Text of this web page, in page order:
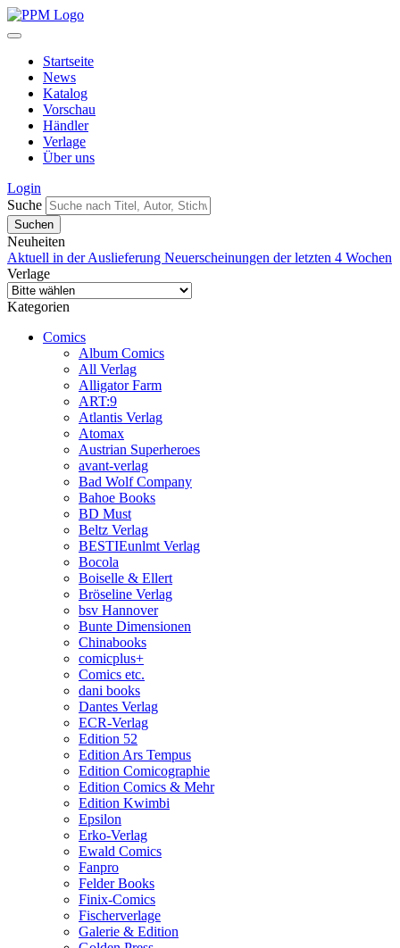
Startseite
News
Katalog
Vorschau
Händler
Verlage
Über uns
Login
Suche
Neuheiten
Aktuell in der Auslieferung Neuerscheinungen der letzten 4 Wochen
Verlage
Kategorien
Comics
Album Comics
All Verlag
Alligator Farm
ART:9
Atlantis Verlag
Atomax
Austrian Superheroes
avant-verlag
Bad Wolf Company
Bahoe Books
BD Must
Beltz Verlag
BESTIEunlmt Verlag
Bocola
Boiselle & Ellert
Bröseline Verlag
bsv Hannover
Bunte Dimensionen
Chinabooks
comicplus+
Comics etc.
dani books
Dantes Verlag
ECR-Verlag
Edition 52
Edition Ars Tempus
Edition Comicographie
Edition Comics & Mehr
Edition Kwimbi
Epsilon
Erko-Verlag
Ewald Comics
Fanpro
Felder Books
Finix-Comics
Fischerverlage
Galerie & Edition